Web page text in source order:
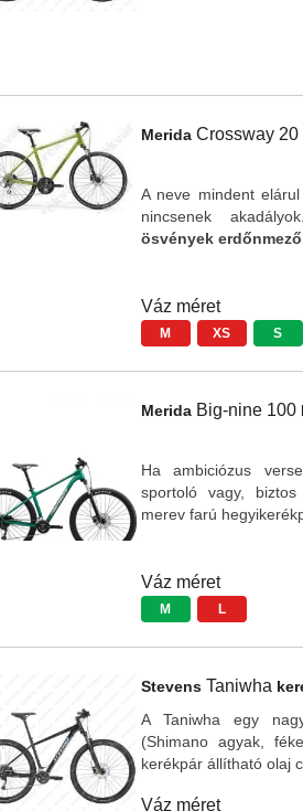
Merida Crossway 20
A neve mindent
nincsenek akadályok.
ösvények
Váz méret
M XS S
Merida Big-nine 100
Ha ambiciózus
sportoló vagy,
merev farú
Váz méret
M L
Stevens Taniwha
A Taniwha egy
(Shimano agyak,
kerékpár állítható olaj
Váz méret